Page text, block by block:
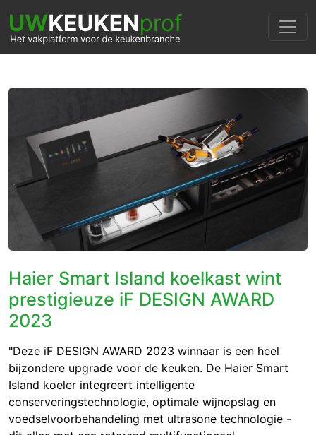
Haier Smart Island koelkast wint
prestigieuze iF DESIGN AWARD
2023
"Deze iF DESIGN AWARD 2023 winnaar is een heel
bijzondere upgrade voor de keuken. De Haier Smart
Island koeler integreert intelligente
conserveringstechnologie, optimale wijnopslag en
voedselvoorbehandeling met ultrasone technologie -